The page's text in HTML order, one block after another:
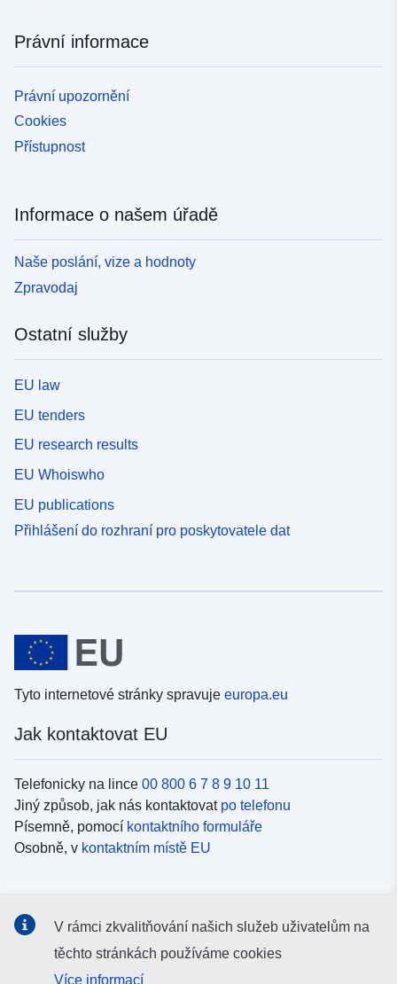
Právní informace
Právní upozornění
Cookies
Přístupnost
Informace o našem úřadě
Naše poslání, vize a hodnoty
Zpravodaj
Ostatní služby
EU law
EU tenders
EU research results
EU Whoiswho
EU publications
Přihlášení do rozhraní pro poskytovatele dat
Tyto internetové stránky spravuje europa.eu
Jak kontaktovat EU
Telefonicky na lince 00 800 6 7 8 9 10 11
Jiný způsob, jak nás kontaktovat po telefonu
Písemně, pomocí kontaktního formuláře
Osobně, v kontaktním místě EU
Vyhledávání informačních kanálů EU vsociálních médiích
V rámci zkvalitňování našich služeb uživatelům na
těchto stránkách používáme cookies
Více informací